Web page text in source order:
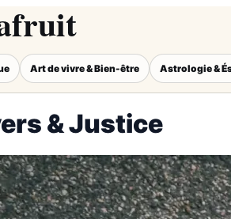
Art de vivre & Bien-être Astrologie &
& Justice